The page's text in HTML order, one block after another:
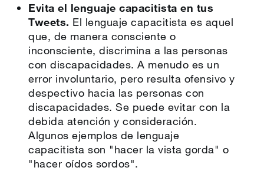
Evita el lenguaje capacitista en tus
Tweets. El lenguaje capacitista es aquel
que, de manera consciente o
inconsciente, discrimina a las personas
con discapacidades. A menudo es un
error involuntario, pero resulta ofensivo y
despectivo hacia las personas con
discapacidades. Se puede evitar con la
debida atención y consideración.
Algunos ejemplos de lenguaje
capacitista son "hacer la vista gorda" o
"hacer oídos sordos".